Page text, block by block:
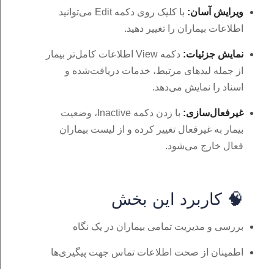
ویرایش آسان:
با کلیک روی دکمه Edit می‌توانید
اطلاعات بیماران را تغییر دهید.
نمایش جزئیات:
دکمه View اطلاعات کامل‌تر بیمار
از جمله لیدهای مرتبط، خدمات دریافت‌شده و
اسناد را نمایش می‌دهد.
غیرفعال‌سازی:
با زدن دکمه Inactive، وضعیت
بیمار به غیرفعال تغییر کرده و از لیست بیماران
فعال خارج می‌شود.
🧠 کاربرد این بخش
بررسی و مدیریت تمامی بیماران در یک نگاه
اطمینان از صحت اطلاعات تماس جهت پیگیری‌ها